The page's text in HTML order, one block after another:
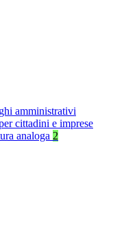
amministrativi
cittadini e imprese
analoga 2